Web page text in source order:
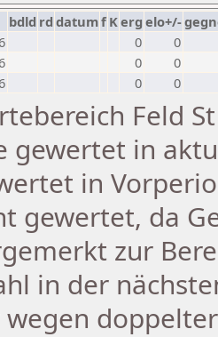
bdld rd datumf Kerg elo+/-
0
0
0
0
0 0
Feld
gewertet in
in
gewertet, da
zur
in der
wegen